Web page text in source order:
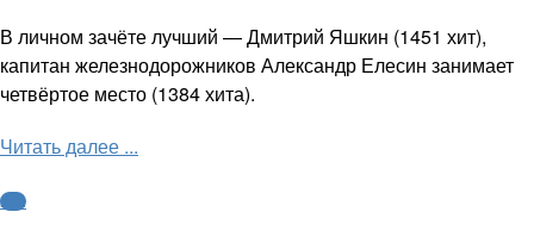
В личном зачёте лучший — Дмитрий Яшкин (1451 хит),
капитан железнодорожников Александр Елесин занимает
четвёртое место (1384 хита).
Читать далее ...
КХЛ